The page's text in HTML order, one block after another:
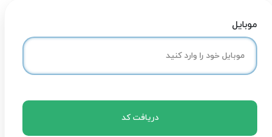
موبایل
دریافت کد